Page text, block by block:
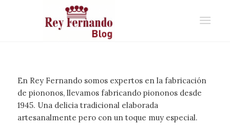
En Rey Fernando somos expertos en la fabricación
de piononos, llevamos fabricando piononos desde
1945. Una delicia tradicional elaborada
artesanalmente pero con un toque muy especial.